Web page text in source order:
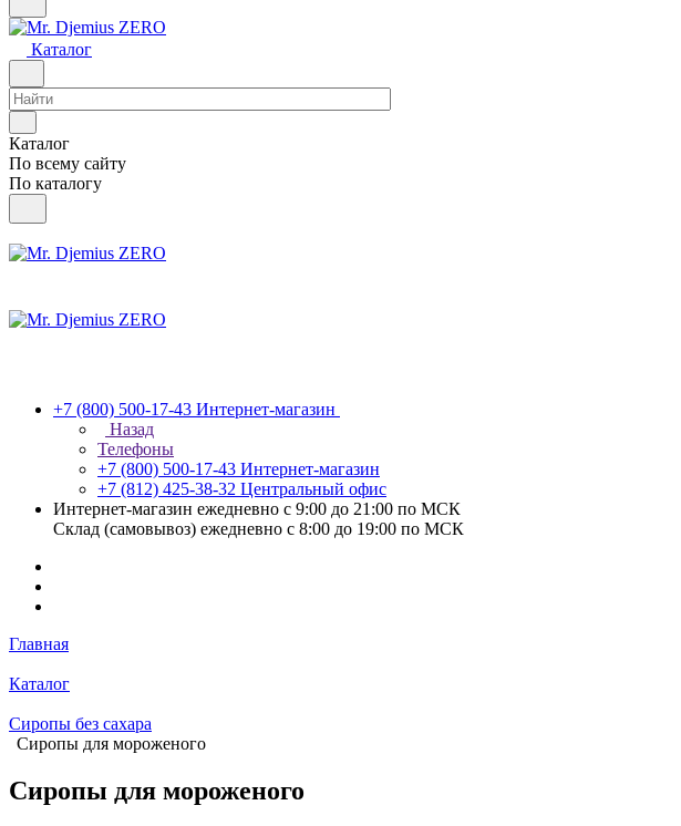
Каталог
Каталог
По всему сайту
По каталогу
+7 (800) 500-17-43 Интернет-магазин
Назад
Телефоны
+7 (800) 500-17-43 Интернет-магазин
+7 (812) 425-38-32 Центральный офис
Интернет-магазин ежедневно с 9:00 до 21:00 по МСК
Склад (самовывоз) ежедневно с 8:00 до 19:00 по МСК
Главная
Каталог
Сиропы без сахара
Сиропы для мороженого
Сиропы для мороженого